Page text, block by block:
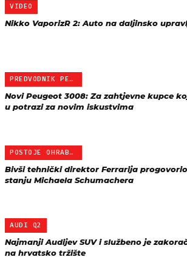
VIDEO
Nikko VaporizR 2: Auto na daljinsko
PREDVODNIK PEUGEOTOVIH S…
Novi Peugeot 3008: Za zahtjevne kupce
u potrazi za novim iskustvima
POSTOJE OHRABRUJUĆI ZNAK…
Bivši tehnički direktor Ferrarija
stanju Michaela Schumachera
AUDI Q2
Najmanji Audijev SUV i službeno je
na hrvatsko tržište